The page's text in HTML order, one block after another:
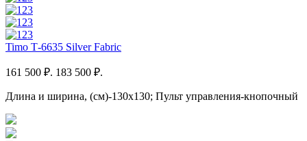
Timo Т-6635 Silver Fabric
161 500 ₽. 183 500 ₽.
Длина и ширина, (см)-130x130; Пульт управления-кнопочный